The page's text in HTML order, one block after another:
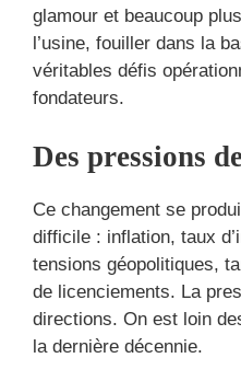
glamour et beaucoup
l’usine, fouiller dans la
véritables défis
fondateurs.
Des pressions
Ce changement se
difficile : inflation, taux
tensions géopolitiques,
de licenciements. La
directions. On est loin
la dernière décennie.